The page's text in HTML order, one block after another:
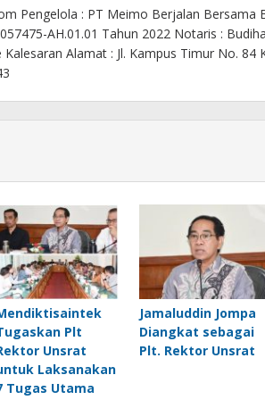
Pengelola : PT Meimo Berjalan Bersama
AH.01.01 Tahun 2022 Notaris :
Kalesaran Alamat : Jl. Kampus Timur No.
Plt
Unsrat
Laksanakan
Tugas Utama
Jamaluddin Jompa
Diangkat sebagai
Plt. Rektor Unsrat